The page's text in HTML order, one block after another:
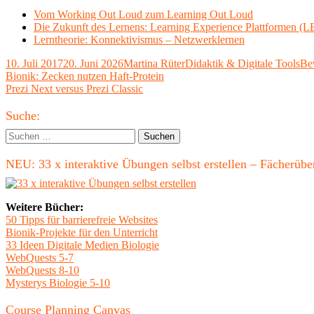
Vom Working Out Loud zum Learning Out Loud
Die Zukunft des Lernens: Learning Experience Plattformen
Lerntheorie: Konnektivismus – Netzwerklernen
Veröffentlicht
am
10. Juli 201720. Juni 2026Autor
Martina RüterKategorien
Didaktik & Digitale Tools
Beitragsnavigation
Vorheriger
Beitrag:
Bionik: Zecken nutzen Haft-Protein
Nächster
Prezi Next versus Prezi Classic
Haupt-
Seitenleiste
Suche:
Suchen
nach:
NEU: 33 x interaktive Übungen selbst erstellen –
Weitere Bücher:
50 Tipps für barrierefreie Websites
Bionik-Projekte für den Unterricht
33 Ideen Digitale Medien Biologie
WebQuests 5-7
WebQuests 8-10
Mysterys Biologie 5-10
Course Planning Canvas